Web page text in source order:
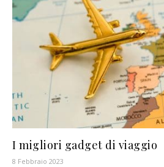
I migliori gadget di viaggio
8 Febbraio 2023